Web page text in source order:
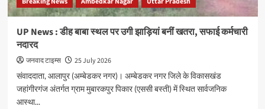
एवं
करियर
मार्गदर्शन
कार्यक्रम
भव्य
UP News : डीह बाबा स्थल पर उगी झाड़ियां बनीं खतरा, सफाई कर्मचारी
नदारद
जनवाद टाइम्स
25 July 2026
संवाददाता, आलापुर (अम्बेडकर नगर)। अम्बेडकर नगर जिले के विकासखंड
जहांगीरगंज अंतर्गत ग्राम मुबारकपुर पिकार (एससी बस्ती) में स्थित सार्वजनिक
आस्था...